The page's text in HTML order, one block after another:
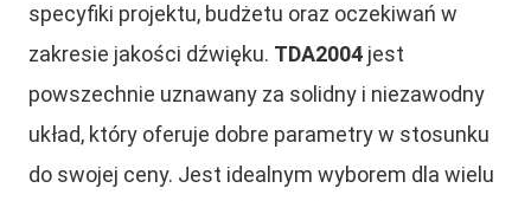
specyfiki projektu, budżetu oraz oczekiwań w
zakresie jakości dźwięku. TDA2004 jest
powszechnie uznawany za solidny i niezawodny
układ, który oferuje dobre parametry w stosunku
do swojej ceny. Jest idealnym wyborem dla wielu